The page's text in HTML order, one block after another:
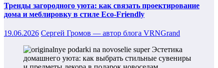
Тренды загородного уюта: как связать проектирование
дома и меблировку в стиле Eco-Friendly
19.06.2026 Сергей Громов — автор блога VRNGrand